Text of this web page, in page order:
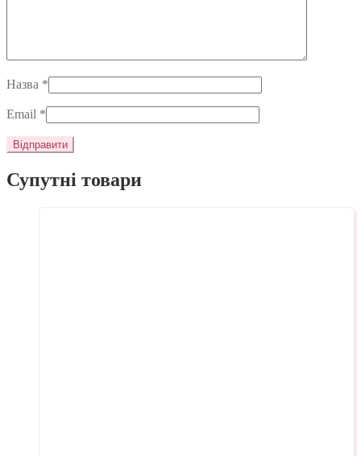
Назва *
Email *
Супутні товари